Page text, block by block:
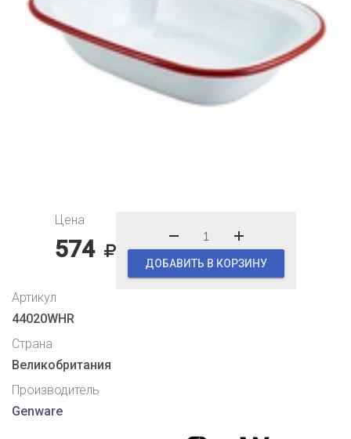
Цена
574
ДОБАВИТЬ В КОРЗИНУ
Артикул
44020WHR
Страна
Великобритания
Производитель
Genware